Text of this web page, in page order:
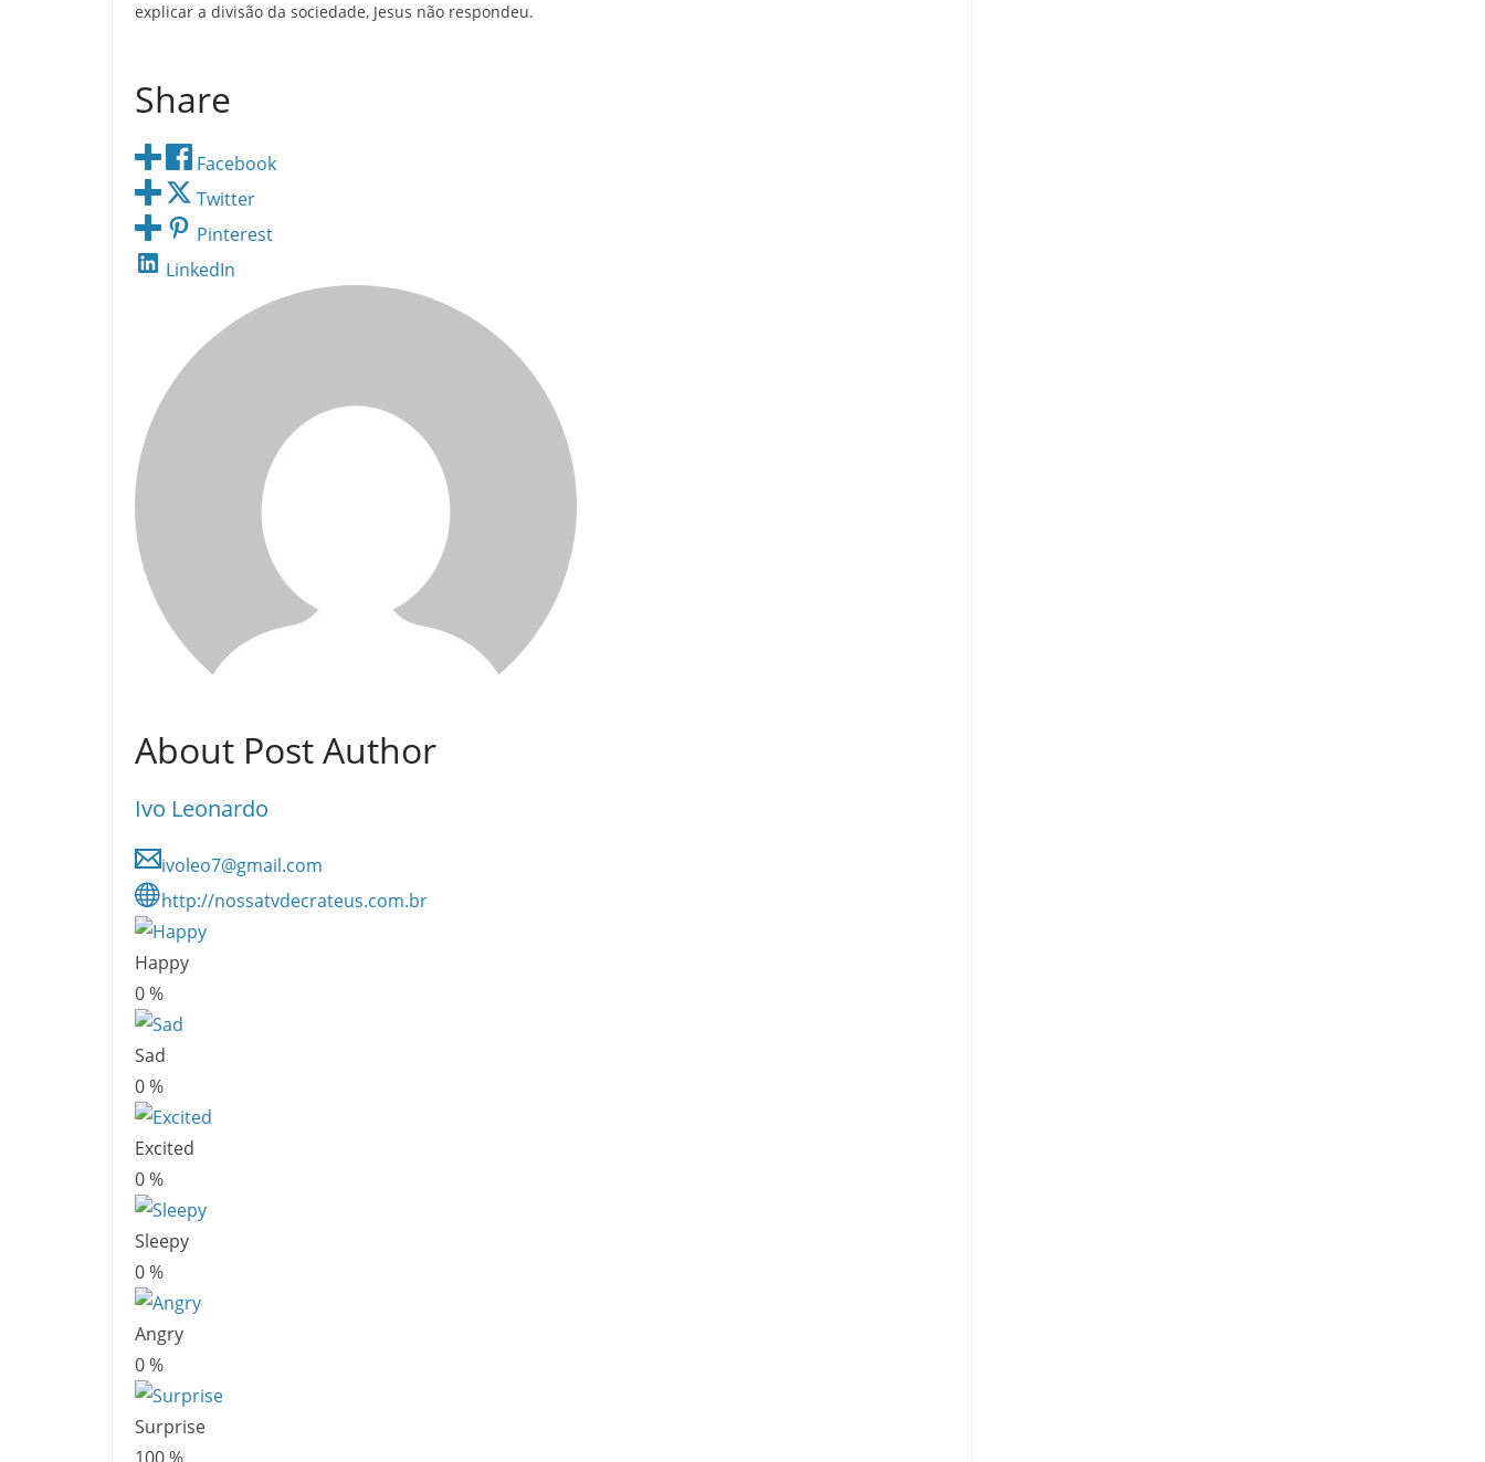
explicar a divisão da sociedade, Jesus não respondeu.
Share
Facebook
Twitter
Pinterest
LinkedIn
About Post Author
Ivo Leonardo
ivoleo7@gmail.com
http://nossatvdecrateus.com.br
Happy
0%
Sad
0%
Excited
0%
Sleepy
0%
Angry
0%
Surprise